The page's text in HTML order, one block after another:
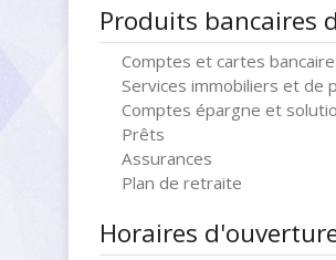
Produits bancaires
Comptes et cartes
Services immobiliers et de
Comptes épargne et
Prêts
Assurances
Plan de retraite
Horaires